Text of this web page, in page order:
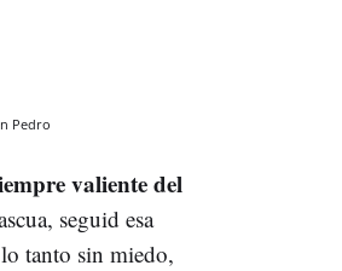
Pedro
valiente del
seguid esa
tanto sin miedo,